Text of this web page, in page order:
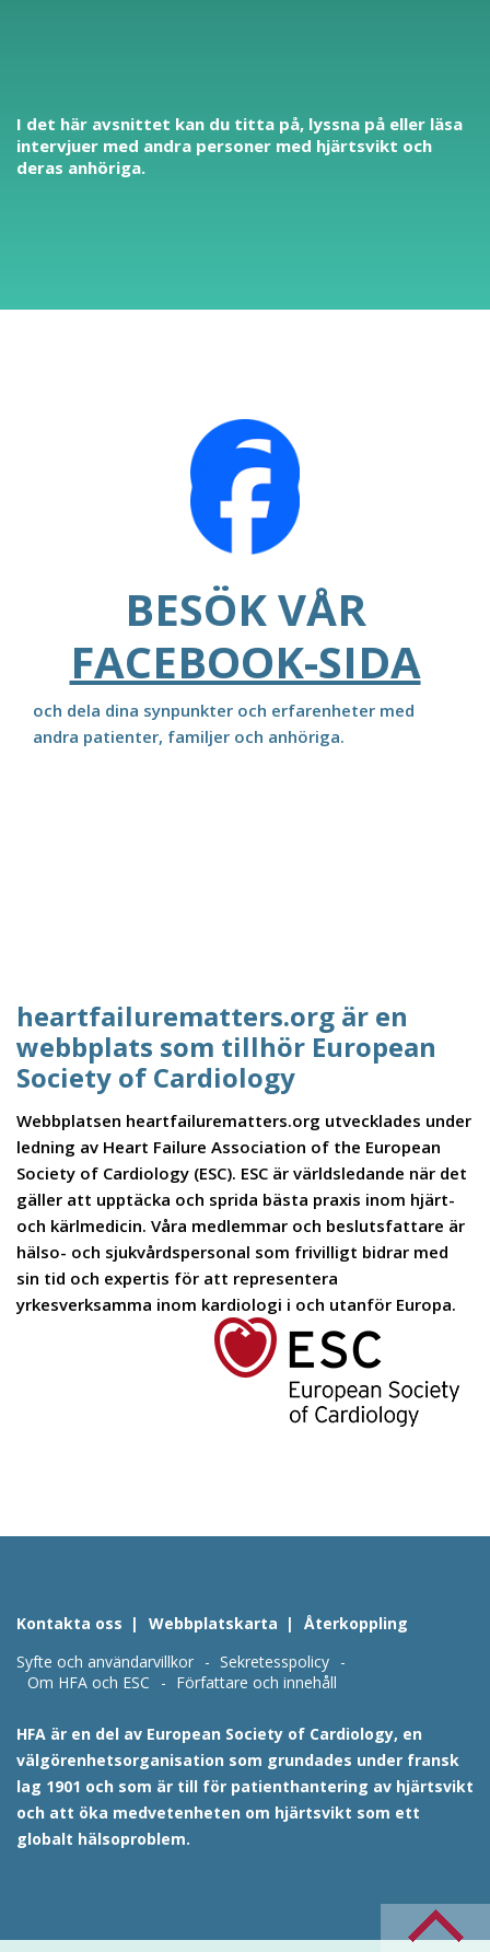
I det här avsnittet kan du titta på, lyssna på eller läsa
intervjuer med andra personer med hjärtsvikt och
deras anhöriga.
BESÖK VÅR
FACEBOOK-SIDA
och dela dina synpunkter och erfarenheter med
andra patienter, familjer och anhöriga.
heartfailurematters.org är en
webbplats som tillhör European
Society of Cardiology
Webbplatsen heartfailurematters.org utvecklades under
ledning av Heart Failure Association of the European
Society of Cardiology (ESC). ESC är världsledande när det
gäller att upptäcka och sprida bästa praxis inom hjärt-
och kärlmedicin. Våra medlemmar och beslutsfattare är
hälso- och sjukvårdspersonal som frivilligt bidrar med
sin tid och expertis för att representera
yrkesverksamma inom kardiologi i och utanför Europa.
Kontakta oss Webbplatskarta
Återkoppling
Syfte och användarvillkor
Sekretesspolicy
Om HFA och ESC
Författare och innehåll
HFA är en del av European Society of Cardiology, en
välgörenhetsorganisation som grundades under fransk
lag 1901 och som är till för patienthantering av hjärtsvikt
och att öka medvetenheten om hjärtsvikt som ett
globalt hälsoproblem.